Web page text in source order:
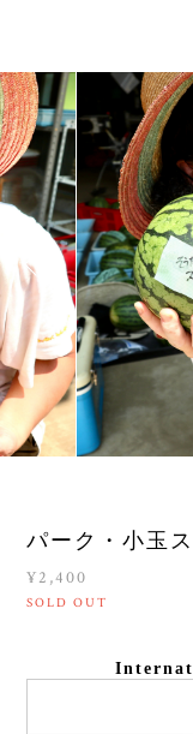
パーク・小玉
¥2,400
SOLD OUT